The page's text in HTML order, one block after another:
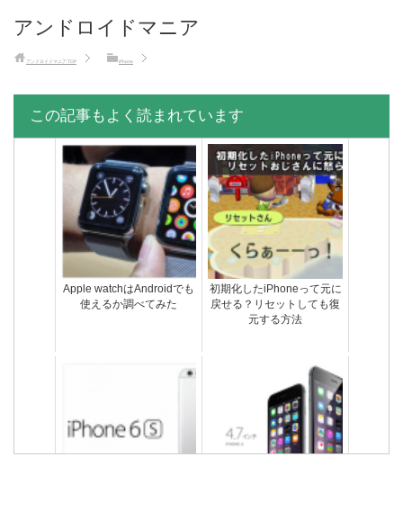
アンドロイドマニア
アンドロイドマニア TOP iPhone
この記事もよく読まれています
Apple watchはAndroidでも
使えるか調べてみた
初期化したiPhoneって元に
戻せる？リセットしても復
元する方法